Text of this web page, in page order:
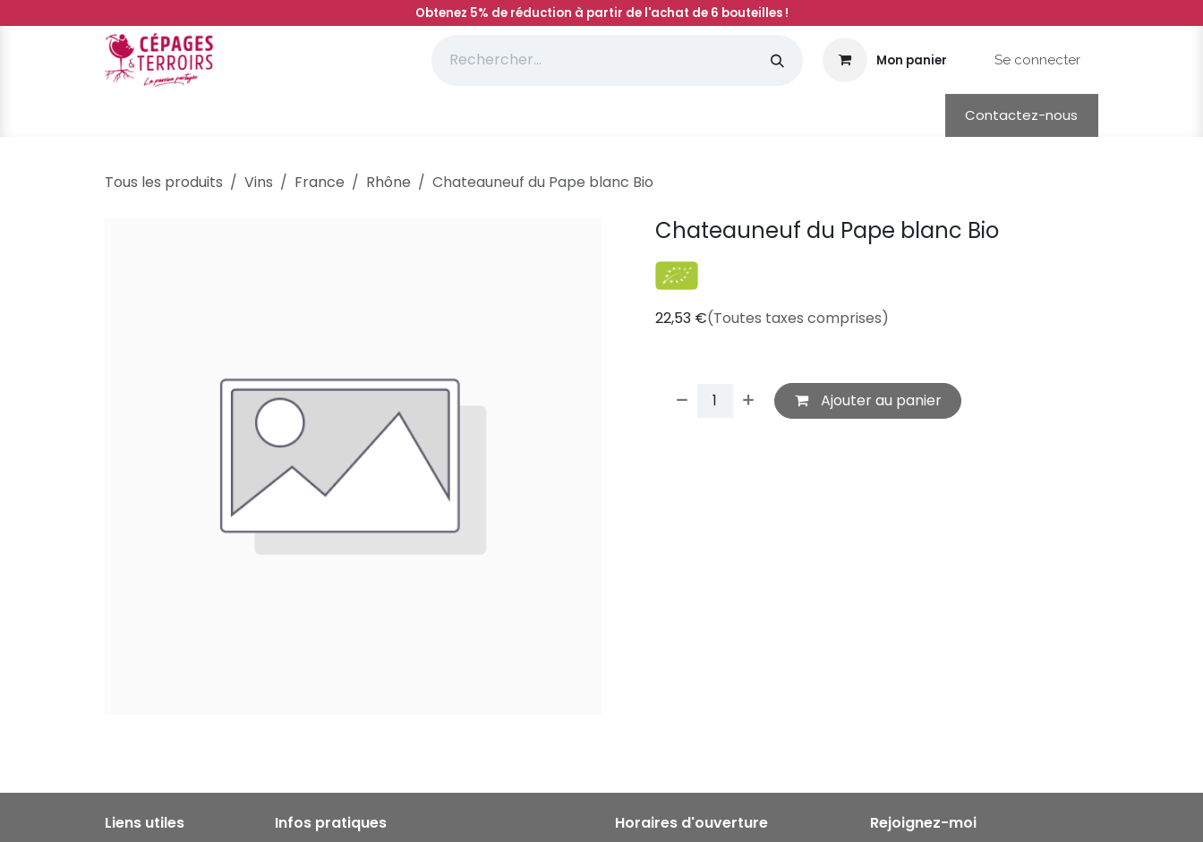
Obtenez 5% de réduction à partir de l'achat de 6 bouteilles !
Mon panier Se connecter
Contactez-nous
Tous les produits Vins France Rhône Chateauneuf du Pape blanc Bio
Chateauneuf du Pape blanc Bio
22,53 €(Toutes taxes comprises)
Ajouter au panier
Liens utiles
Infos pratiques
Horaires d'ouverture
Rejoignez-moi